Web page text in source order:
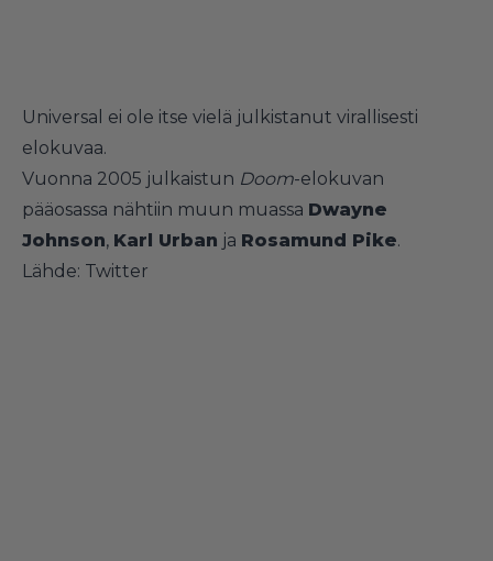
Universal ei ole itse vielä julkistanut virallisesti
elokuvaa.
Vuonna 2005 julkaistun Doom-elokuvan
pääosassa nähtiin muun muassa Dwayne
Johnson, Karl Urban ja Rosamund Pike.
Lähde: Twitter